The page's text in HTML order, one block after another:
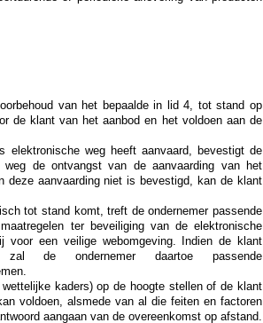
van het bepaalde in lid 4, tot stand op
de klant van het aanbod en het voldoen aan de
elektronische weg heeft aanvaard, bevestigt de
weg de ontvangst van de aanvaarding van het
deze aanvaarding niet is bevestigd, kan de klant
tot stand komt, treft de ondernemer passende
ter beveiliging van de elektronische
voor een veilige webomgeving. Indien de klant
de ondernemer daartoe passende
kaders) op de hoogte stellen of de klant
voldoen, alsmede van al die feiten en factoren
aangaan van de overeenkomst op afstand.